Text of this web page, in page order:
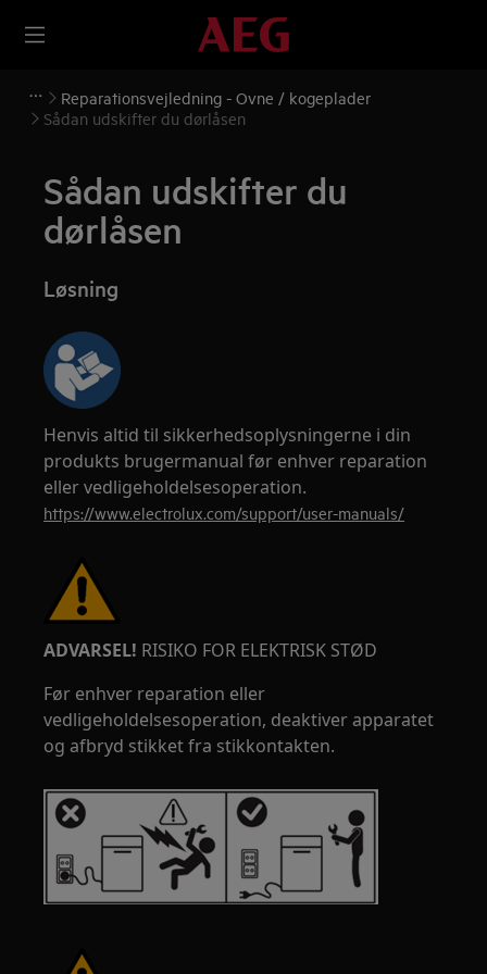
Reparationsvejledning - Ovne / kogeplader
Sådan udskifter du dørlåsen
Sådan udskifter du
dørlåsen
Løsning
Henvis altid til sikkerhedsoplysningerne i din
produkts brugermanual før enhver reparation
eller vedligeholdelsesoperation.
https://www.electrolux.com/support/user-manuals/
ADVARSEL! RISIKO FOR ELEKTRISK STØD
Før enhver reparation eller
vedligeholdelsesoperation, deaktiver apparatet
og afbryd stikket fra stikkontakten.